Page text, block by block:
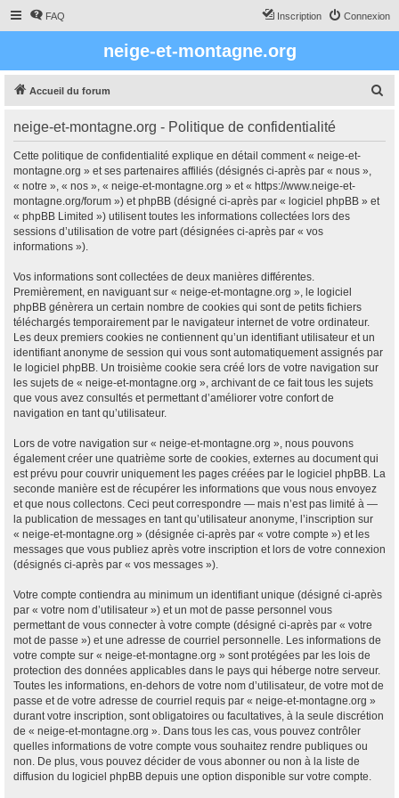
FAQ Connexion
Inscription
neige-et-montagne.org
Accueil du forum
neige-et-montagne.org - Politique de confidentialité
Cette politique de confidentialité explique en détail comment « neige-et-
montagne.org » et ses partenaires affiliés (désignés ci-après par « nous »,
« notre », « nos », « neige-et-montagne.org » et « https://www.neige-et-
montagne.org/forum ») et phpBB (désigné ci-après par « logiciel phpBB » et
« phpBB Limited ») utilisent toutes les informations collectées lors des
sessions d’utilisation de votre part (désignées ci-après par « vos
informations »).
Vos informations sont collectées de deux manières différentes.
Premièrement, en naviguant sur « neige-et-montagne.org », le logiciel
phpBB génèrera un certain nombre de cookies qui sont de petits fichiers
téléchargés temporairement par le navigateur internet de votre ordinateur.
Les deux premiers cookies ne contiennent qu’un identifiant utilisateur et un
identifiant anonyme de session qui vous sont automatiquement assignés par
le logiciel phpBB. Un troisième cookie sera créé lors de votre navigation sur
les sujets de « neige-et-montagne.org », archivant de ce fait tous les sujets
que vous avez consultés et permettant d’améliorer votre confort de
navigation en tant qu’utilisateur.
Lors de votre navigation sur « neige-et-montagne.org », nous pouvons
également créer une quatrième sorte de cookies, externes au document qui
est prévu pour couvrir uniquement les pages créées par le logiciel phpBB. La
seconde manière est de récupérer les informations que vous nous envoyez
et que nous collectons. Ceci peut correspondre — mais n’est pas limité à —
la publication de messages en tant qu’utilisateur anonyme, l’inscription sur
« neige-et-montagne.org » (désignée ci-après par « votre compte ») et les
messages que vous publiez après votre inscription et lors de votre connexion
(désignés ci-après par « vos messages »).
Votre compte contiendra au minimum un identifiant unique (désigné ci-après
par « votre nom d’utilisateur ») et un mot de passe personnel vous
permettant de vous connecter à votre compte (désigné ci-après par « votre
mot de passe ») et une adresse de courriel personnelle. Les informations de
votre compte sur « neige-et-montagne.org » sont protégées par les lois de
protection des données applicables dans le pays qui héberge notre serveur.
Toutes les informations, en-dehors de votre nom d’utilisateur, de votre mot de
passe et de votre adresse de courriel requis par « neige-et-montagne.org »
durant votre inscription, sont obligatoires ou facultatives, à la seule discrétion
de « neige-et-montagne.org ». Dans tous les cas, vous pouvez contrôler
quelles informations de votre compte vous souhaitez rendre publiques ou
non. De plus, vous pouvez décider de vous abonner ou non à la liste de
diffusion du logiciel phpBB depuis une option disponible sur votre compte.